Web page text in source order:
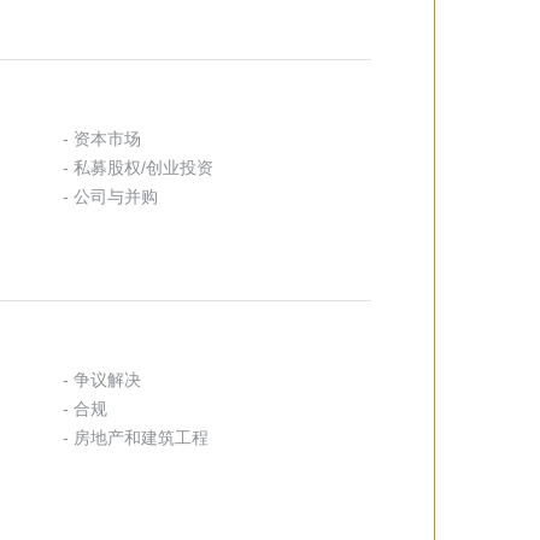
- 资本市场
- 私募股权/创业投资
- 公司与并购
- 争议解决
- 合规
- 房地产和建筑工程